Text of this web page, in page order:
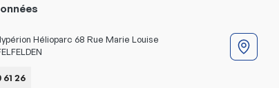
Hélioparc 68 Rue Marie Louise
61 26